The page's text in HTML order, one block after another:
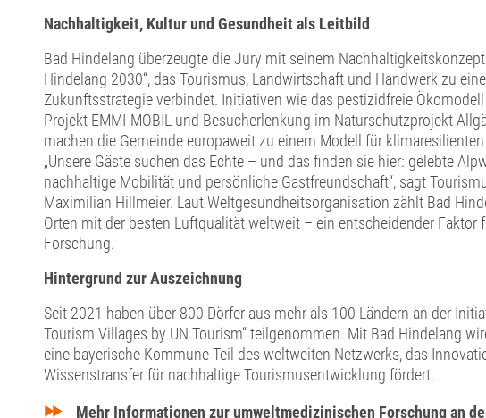
Nachhaltigkeit, Kultur und Gesundheit als Leitbild
Bad Hindelang überzeugte die Jury mit seinem Nachhaltigkeitskonzept
Hindelang 2030“, das Tourismus, Landwirtschaft und Handwerk zu
Zukunftsstrategie verbindet. Initiativen wie das pestizidfreie
Projekt EMMI-MOBIL und Besucherlenkung im Naturschutzprojekt
machen die Gemeinde europaweit zu einem Modell für
„Unsere Gäste suchen das Echte – und das finden sie hier: gelebte
nachhaltige Mobilität und persönliche Gastfreundschaft“, sagt
Maximilian Hillmeier. Laut Weltgesundheitsorganisation zählt Bad
Orten mit der besten Luftqualität weltweit – ein entscheidender Faktor
Forschung.
Hintergrund zur Auszeichnung
Seit 2021 haben über 800 Dörfer aus mehr als 100 Ländern an der
Tourism Villages by UN Tourism“ teilgenommen. Mit Bad Hindelang
eine bayerische Kommune Teil des weltweiten Netzwerks, das
Wissenstransfer für nachhaltige Tourismusentwicklung fördert.
Mehr Informationen zur umweltmedizinischen Forschung an